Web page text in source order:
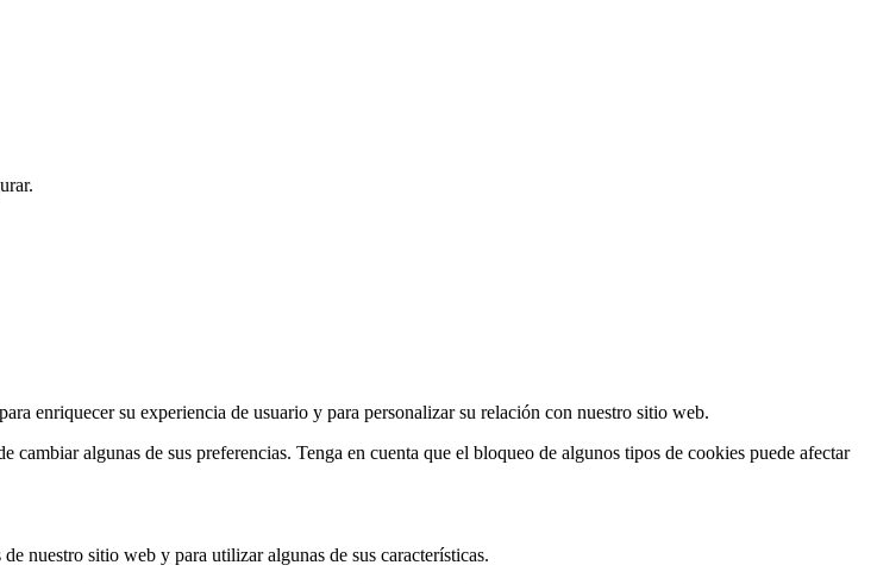
enriquecer su experiencia de usuario y para personalizar su relación con nuestro sitio web.
algunas de sus preferencias. Tenga en cuenta que el bloqueo de algunos tipos de cookies puede afectar
nuestro sitio web y para utilizar algunas de sus características.